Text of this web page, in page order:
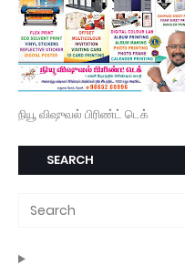
நியூ விஷுவல் பிரிண்ட் டெக்
SEARCH